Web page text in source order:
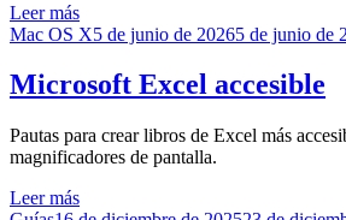
Leer más
Mac OS XPublicado
5 de junio de 20265 de junio de
Microsoft Excel accesible
Pautas para crear libros de Excel más
magnificadores de pantalla.
Leer más